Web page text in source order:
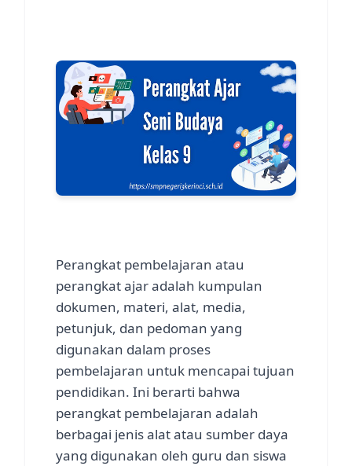
Perangkat pembelajaran atau
perangkat ajar adalah kumpulan
dokumen, materi, alat, media,
petunjuk, dan pedoman yang
digunakan dalam proses
pembelajaran untuk mencapai tujuan
pendidikan. Ini berarti bahwa
perangkat pembelajaran adalah
berbagai jenis alat atau sumber daya
yang digunakan oleh guru dan siswa